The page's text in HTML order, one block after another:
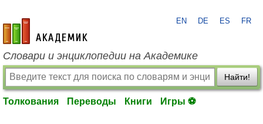
academic.ru
EN DE ES FR
Словари и энциклопедии на Академике
Найти!
Толкования Переводы Книги Игры ⚽